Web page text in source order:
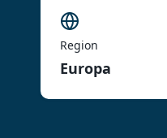
Region
Europa